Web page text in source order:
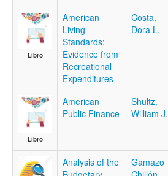
Libro
American
Living
Standards:
Evidence from
Recreational
Expenditures
Costa,
Dora L.
Libro
American
Public Finance
Shultz,
William J.
Analysis of the
Gamazo